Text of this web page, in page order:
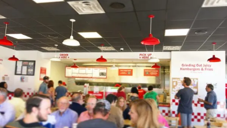
キ
ッ
プ